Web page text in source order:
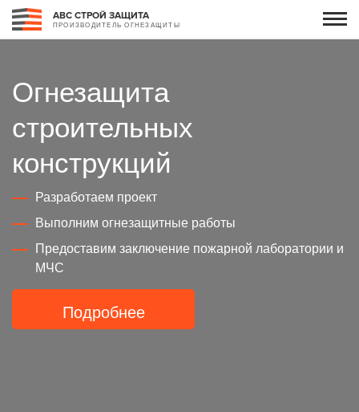
АВС СТРОЙ ЗАЩИТА
ПРОИЗВОДИТЕЛЬ ОГНЕЗАЩИТЫ
Огнезащита
строительных
конструкций
Разработаем проект
Выполним огнезащитные работы
Предоставим заключение пожарной лаборатории и
МЧС
Подробнее